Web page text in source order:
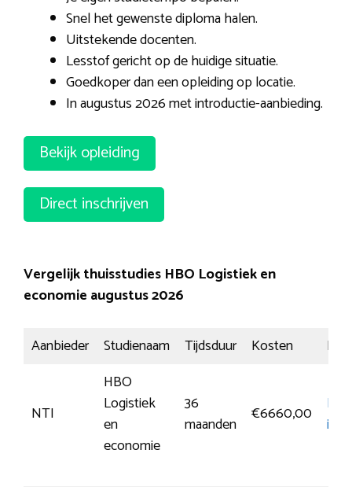
Snel het gewenste diploma halen.
Uitstekende docenten.
Lesstof gericht op de huidige situatie.
Goedkoper dan een opleiding op locatie.
In augustus 2026 met introductie-aanbieding.
Bekijk opleiding
Direct inschrijven
Vergelijk thuisstudies HBO Logistiek en
economie augustus 2026
Aanbieder Studienaam Tijdsduur Kosten
NTI
HBO
Logistiek
en
economie
36
maanden
€6660,00